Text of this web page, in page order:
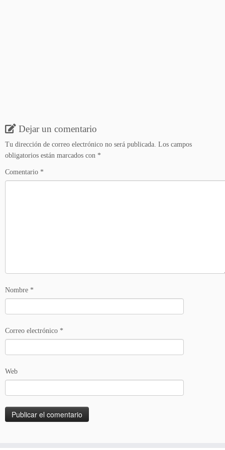
Dejar un comentario
Tu dirección de correo electrónico no será publicada. Los campos
obligatorios están marcados con *
Comentario *
Nombre *
Correo electrónico *
Web